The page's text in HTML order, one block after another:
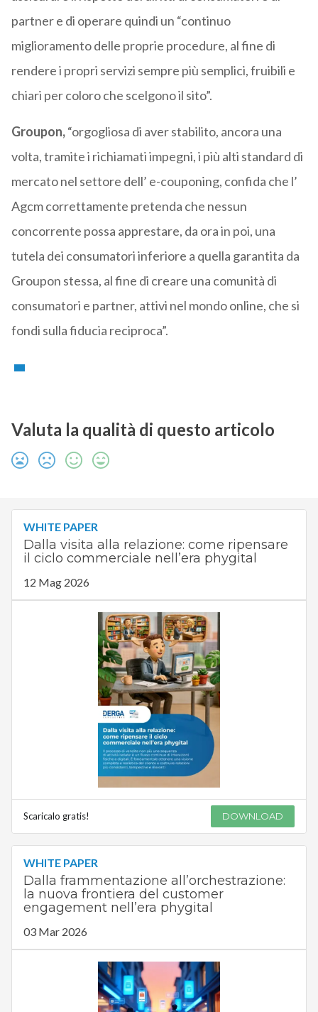
partner e di operare quindi un “continuo
miglioramento delle proprie procedure, al fine di
rendere i propri servizi sempre più semplici, fruibili e
chiari per coloro che scelgono il sito”.
Groupon,“orgogliosa di aver stabilito, ancora una
volta, tramite i richiamati impegni, i più alti standard di
mercato nel settore dell’ e-couponing, confida che l’
Agcm correttamente pretenda che nessun
concorrente possa apprestare, da ora in poi, una
tutela dei consumatori inferiore a quella garantita da
Groupon stessa, al fine di creare una comunità di
consumatori e partner, attivi nel mondo online, che si
fondi sulla fiducia reciproca”.
Valuta la qualità di questo articolo
WHITE PAPER
Dalla visita alla relazione: come ripensare
il ciclo commerciale nell’era phygital
12 Mag 2026
Scaricalo gratis! DOWNLOAD
WHITE PAPER
Dalla frammentazione all’orchestrazione:
la nuova frontiera del customer
engagement nell’era phygital
03 Mar 2026